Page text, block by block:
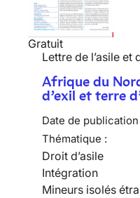
Gratuit
Lettre de l’asile et
Afrique du
d’exil et terre
Date de publication
Thématique :
Droit d’asile
Intégration
Mineurs isolés